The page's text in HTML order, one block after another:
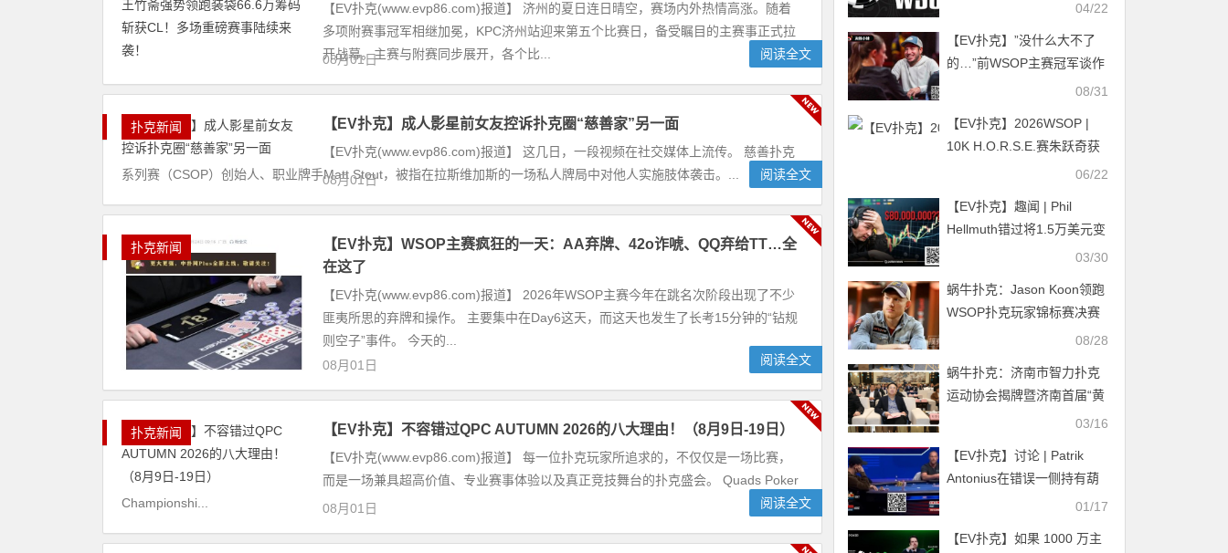
【EV扑克(www.evp86.com)报道】 济州的夏日连日晴空，赛场内外热情高涨。随着
多项附赛事冠军相继加冕，KPC济州站迎来第五个比赛日，备受瞩目的主赛事正式拉
开战幕。主赛与附赛同步展开，各个比...
08月01日 阅读全文
扑克新闻 【EV扑克】成人影星前女友控诉扑克圈“慈善家”另一面
【EV扑克(www.evp86.com)报道】 这几日，一段视频在社交媒体上流传。 慈善扑克
系列赛（CSOP）创始人、职业牌手Matt Stout，被指在拉斯维加斯的一场私人牌局中对他人实施肢体袭击。...
08月01日 阅读全文
扑克新闻
【EV扑克】WSOP主赛疯狂的一天：AA弃牌、42o诈唬、QQ弃给TT…全
在这了
【EV扑克(www.evp86.com)报道】 2026年WSOP主赛今年在跳名次阶段出现了不少
匪夷所思的弃牌和操作。 主要集中在Day6这天，而这天也发生了长考15分钟的“钻规
则空子”事件。 今天的...
08月01日
阅读全文
扑克新闻 【EV扑克】不容错过QPC AUTUMN 2026的八大理由！（8月9日-19日）
【EV扑克(www.evp86.com)报道】 每一位扑克玩家所追求的，不仅仅是一场比赛，
而是一场兼具超高价值、专业赛事体验以及真正竞技舞台的扑克盛会。 Quads Poker
Championshi...
08月01日 阅读全文
04/22
【EV扑克】”没什么大不了
的…”前WSOP主赛冠军谈作
弊争议，并与特朗普一起打
08/31
【EV扑克】2026WSOP |
10K H.O.R.S.E.赛朱跃奇获
06/22
【EV扑克】趣闻 | Phil
Hellmuth错过将1.5万美元变
03/30
蜗牛扑克：Jason Koon领跑
WSOP扑克玩家锦标赛决赛
08/28
蜗牛扑克：济南市智力扑克
运动协会揭牌暨济南首届“黄
河杯”智力扑克系列赛开赛仪
03/16
【EV扑克】讨论 | Patrik
Antonius在错误一侧持有葫
芦：他可以对Robl的小加注
01/17
【EV扑克】如果 1000 万主